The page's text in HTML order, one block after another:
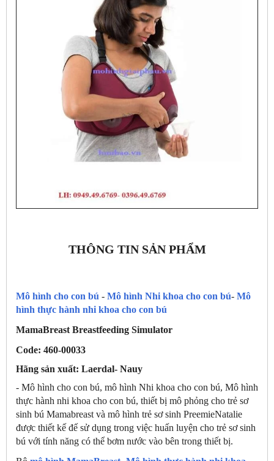
THÔNG TIN SẢN PHẨM
Mô hình cho con bú - Mô hình Nhi khoa cho con bú- Mô
hình thực hành nhi khoa cho con bú
MamaBreast Breastfeeding Simulator
Code: 460-00033
Hãng sản xuất: Laerdal- Nauy
- Mô hình cho con bú, mô hình Nhi khoa cho con bú, Mô hình
thực hành nhi khoa cho con bú, thiết bị mô phỏng cho trẻ sơ
sinh bú Mamabreast và mô hình trẻ sơ sinh PreemieNatalie
được thiết kế đế sử dụng trong việc huấn luyện cho trẻ sơ sinh
bú với tính năng có thể bơm nước vào bên trong thiết bị.